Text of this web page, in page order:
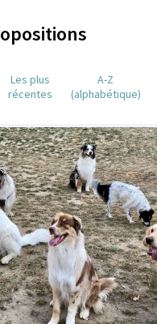
Les plus
récentes
A-Z
(alphabétique)